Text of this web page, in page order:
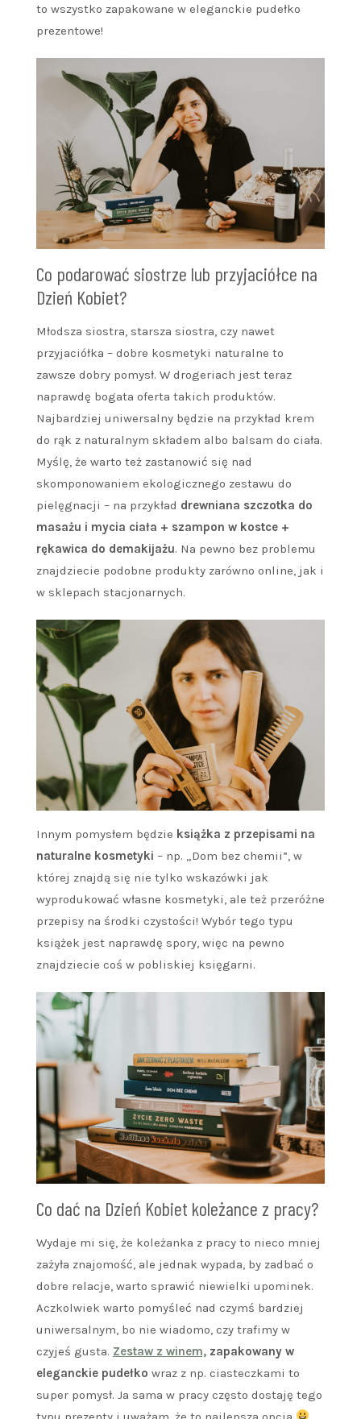
to wszystko zapakowane w eleganckie pudełko
prezentowe!
Co podarować siostrze lub przyjaciółce na
Dzień Kobiet?
Młodsza siostra, starsza siostra, czy nawet
przyjaciółka – dobre kosmetyki naturalne to
zawsze dobry pomysł. W drogeriach jest teraz
naprawdę bogata oferta takich produktów.
Najbardziej uniwersalny będzie na przykład krem
do rąk z naturalnym składem albo balsam do ciała.
Myślę, że warto też zastanowić się nad
skomponowaniem ekologicznego zestawu do
pielęgnacji – na przykład drewniana szczotka do
masażu i mycia ciała + szampon w kostce +
rękawica do demakijażu. Na pewno bez problemu
znajdziecie podobne produkty zarówno online, jak i
w sklepach stacjonarnych.
Innym pomysłem będzie książka z przepisami na
naturalne kosmetyki – np. „Dom bez chemii”, w
której znajdą się nie tylko wskazówki jak
wyprodukować własne kosmetyki, ale też przeróżne
przepisy na środki czystości! Wybór tego typu
książek jest naprawdę spory, więc na pewno
znajdziecie coś w pobliskiej księgarni.
Co dać na Dzień Kobiet koleżance z pracy?
Wydaje mi się, że koleżanka z pracy to nieco mniej
zażyła znajomość, ale jednak wypada, by zadbać o
dobre relacje, warto sprawić niewielki upominek.
Aczkolwiek warto pomyśleć nad czymś bardziej
uniwersalnym, bo nie wiadomo, czy trafimy w
czyjeś gusta. Zestaw z winem, zapakowany w
eleganckie pudełko wraz z np. ciasteczkami to
super pomysł. Ja sama w pracy często dostaję tego